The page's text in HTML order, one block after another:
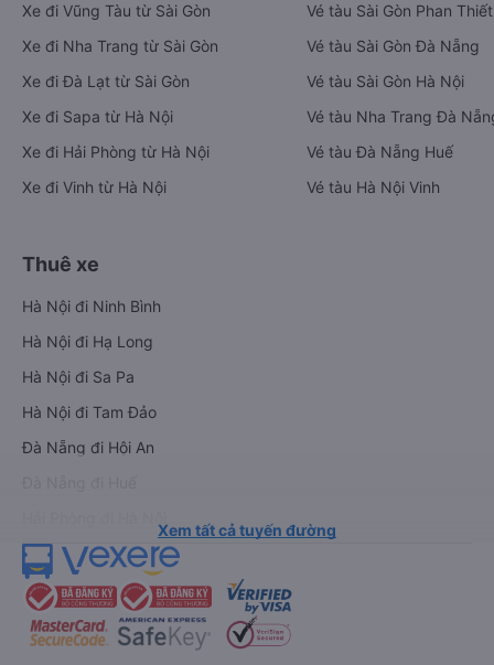
Xe đi Vũng Tàu từ Sài Gòn
Xe đi Nha Trang từ Sài Gòn
Xe đi Đà Lạt từ Sài Gòn
Xe đi Sapa từ Hà Nội
Xe đi Hải Phòng từ Hà Nội
Xe đi Vinh từ Hà Nội
Vé tàu Sài Gòn Phan Thiết
Vé tàu Sài Gòn Đà Nẵng
Vé tàu Sài Gòn Hà Nội
Vé tàu Nha Trang Đà
Vé tàu Đà Nẵng Huế
Vé tàu Hà Nội Vinh
Thuê xe
Hà Nội đi Ninh Bình
Hà Nội đi Hạ Long
Hà Nội đi Sa Pa
Hà Nội đi Tam Đảo
Đà Nẵng đi Hội An
Xem tất cả tuyến đường